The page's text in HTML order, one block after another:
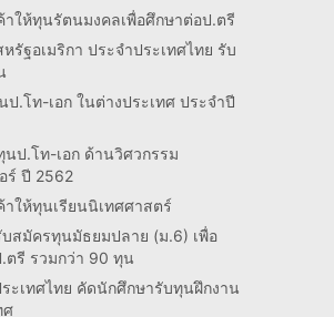
าให้ทุนรัตนมงคลเพื่อศึกษาต่อป.ตรี
รัฐอเมริกา ประจำประเทศไทย รับ
ป.โท-เอก ในต่างประเทศ ประจำปี
นป.โท-เอก ด้านวิศวกรรม
ร์ ปี 2562
าให้ทุนเรียนนิเทศศาสตร์
บสมัครทุนมัธยมปลาย (ม.6) เพื่อ
ตรี รวมกว่า 90 ทุน
ระเทศไทย คัดนักศึกษารับทุนฝึกงาน
ศ